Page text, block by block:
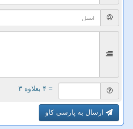
= ۴ بعلاوه ۳
ارسال به پارسی کاو